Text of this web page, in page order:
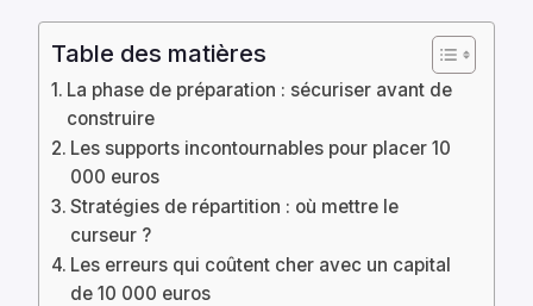
Table des matières
La phase de préparation : sécuriser avant de
construire
Les supports incontournables pour placer 10
000 euros
Stratégies de répartition : où mettre le
curseur ?
Les erreurs qui coûtent cher avec un capital
de 10 000 euros